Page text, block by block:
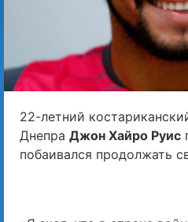
22-летний
Днепра Джон Хайро Руис
побаивался продолжать